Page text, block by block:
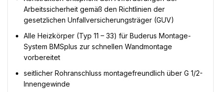
Arbeitssicherheit gemäß den Richtlinien der
gesetzlichen Unfallversicherungsträger (GUV)
Alle Heizkörper (Typ 11 – 33) für Buderus Montage-
System BMSplus zur schnellen Wandmontage
vorbereitet
seitlicher Rohranschluss montagefreundlich über G 1/2-
Innengewinde